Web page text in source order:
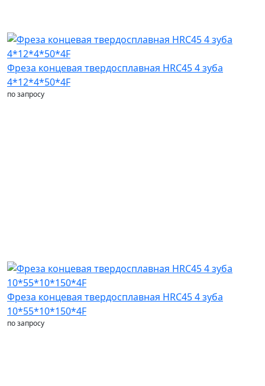
Фреза концевая твердосплавная HRC45 4 зуба
4*12*4*50*4F
по запросу
Фреза концевая твердосплавная HRC45 4 зуба
10*55*10*150*4F
по запросу